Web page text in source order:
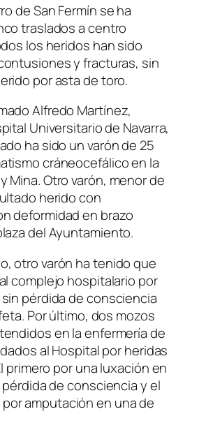
de San Fermín se ha
traslados a centro
los heridos han sido
y fracturas, sin
por asta de toro.
Alfredo Martínez,
Universitario de Navarra,
ha sido un varón de 25
cráneocefálico en la
Mina. Otro varón, menor de
herido con
deformidad en brazo
del Ayuntamiento.
otro varón ha tenido que
complejo hospitalario por
pérdida de consciencia
Por último, dos mozos
en la enfermería de
al Hospital por heridas
primero por una luxación en
de consciencia y el
amputación en una de